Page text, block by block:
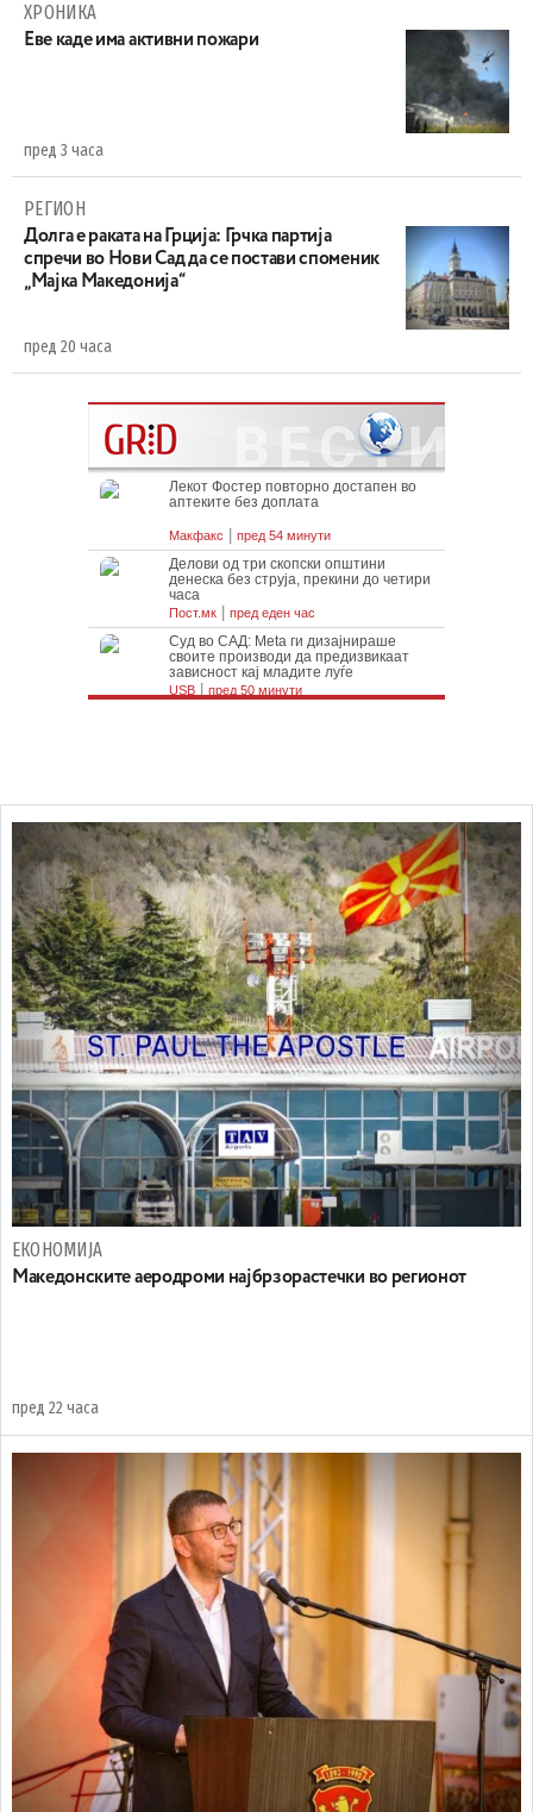
ХРОНИКА
Eве каде има активни пожари
пред 3 часа
РЕГИОН
Долга е раката на Грција: Грчка партија
спречи во Нови Сад да се постави споменик
„Мајка Македонија“
пред 20 часа
ЕКОНОМИЈА
Maкедонските аеродроми најбрзорастечки во регионот
пред 22 часа